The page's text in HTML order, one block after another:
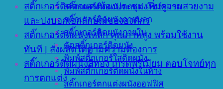
สติ๊กเกอร์ติดผนังตกแต่งโชว์รูมรถ
สติ๊กเกอร์ติดผนังภายนอก
สติ๊กเกอร์ติดผนังภายใน
ตัดสติ๊กเกอร์ติดผนัง
พิมพ์สติ๊กเกอร์ใสติดผนัง
พิมพ์สติ๊กเกอร์ติดผนังในห้าง
สติ๊กเกอร์ตกแต่งผนังออฟฟิศ
สติ๊กเกอร์ติดตกแต่งห้องประชุม เพิ่มความสวยงาม
และบ่งบอกเอกลักษณ์ขององค์กร
สติ๊กเกอร์ติดผนังเหล็ก คุณภาพสูง พร้อมใช้งาน
ทันที | สั่งผลิตได้ตามความต้องการ
สติ๊กเกอร์ติดผนังสีทอง เกรดพรีเมียม ตอบโจทย์ทุก
การตกแต่ง